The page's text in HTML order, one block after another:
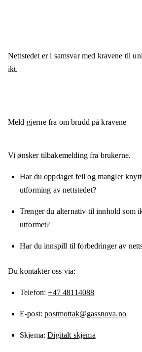
Nettstedet eri samsvarmed kravene til
ikt.
Meld gjerne fra om brudd på kravene
Vi ønsker tilbakemelding fra brukerne.
Har du oppdaget feil og mangler
utforming av nettstedet?
Trenger du alternativ til innhold som
utformet?
Har du innspill til forbedringer av
Du kontakter oss via:
Telefon +47 48114088
E-post postmottak@gassnova.no
Skjema Digitalt skjema